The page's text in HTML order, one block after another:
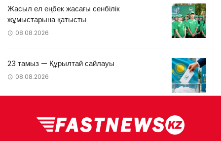
Жасыл ел еңбек жасағы сенбілік
жұмыстарына қатысты
08.08.2026
23 тамыз — Құрылтай сайлауы
08.08.2026